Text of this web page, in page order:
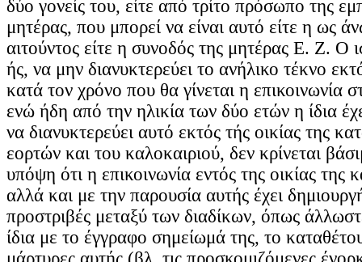
δύο γονείς του, είτε από τρίτο πρόσωπο της
μητέρας, που μπορεί να είναι αυτό είτε η ως
αιτούντος είτε η συνοδός της μητέρας Ε. Ζ. Ο
ής, να μην διανυκτερεύει το ανήλικο τέκνο
κατά τον χρόνο που θα γίνεται η επικοινωνία
ενώ ήδη από την ηλικία των δύο ετών η ίδια
να διανυκτερεύει αυτό εκτός τής οικίας της
εορτών και του καλοκαιριού, δεν κρίνεται
υπόψη ότι η επικοινωνία εντός της οικίας της
αλλά και με την παρουσία αυτής έχει
προστριβές μεταξύ των διαδίκων, όπως
ίδια με το έγγραφο σημείωμά της, το